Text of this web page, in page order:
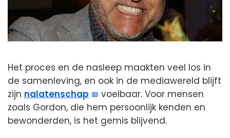
Het proces en de nasleep maakten veel los in
de samenleving, en ook in de mediawereld blijft
zijn nalatenschap
voelbaar. Voor mensen
zoals Gordon, die hem persoonlijk kenden en
bewonderden, is het gemis blijvend.